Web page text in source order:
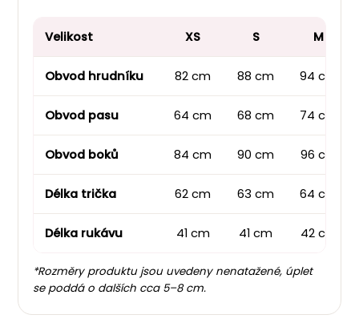
Velikost XS S M
Obvod hrudníku 82 cm 88 cm 94 cm
Obvod pasu 64 cm 68 cm 74 cm
Obvod boků 84 cm 90 cm 96 cm
Délka trička 62 cm 63 cm 64 cm
Délka rukávu 41 cm 41 cm 42 cm
*Rozměry produktu jsou uvedeny nenatažené, úplet
se poddá o dalších cca 5–8 cm.